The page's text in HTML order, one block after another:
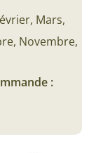
Mars,
Novembre,
: